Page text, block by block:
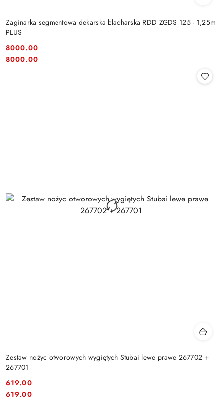
Zaginarka segmentowa dekarska blacharska RDD ZGDS 125 - 1,25m
PLUS
Cena:
8000.00
Cena:
8000.00
Zestaw nożyc otworowych wygiętych Stubai lewe prawe 267702 +
267701
Cena:
619.00
Cena:
619.00